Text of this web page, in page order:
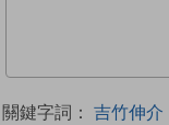
關鍵字詞： 吉竹伸介